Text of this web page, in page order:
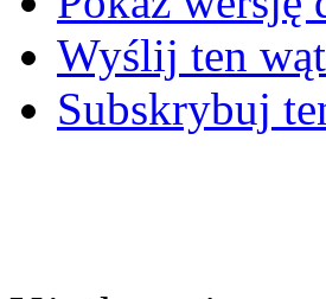
Wyślij ten
Subskrybuj